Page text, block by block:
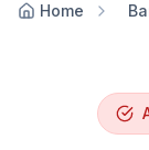
Home